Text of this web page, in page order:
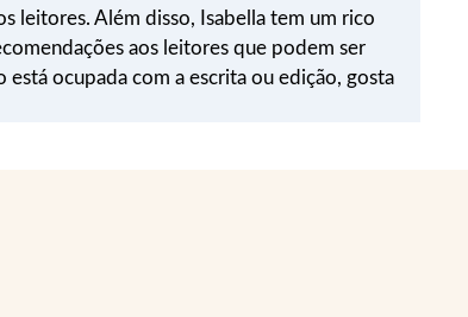
leitores. Além disso, Isabella tem um rico
aos leitores que podem ser
ocupada com a escrita ou edição, gosta